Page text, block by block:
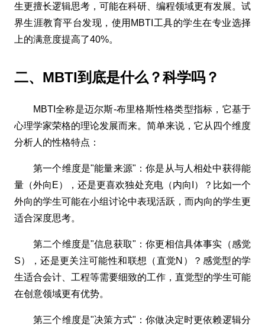
生更擅长逻辑思考，可能在科研、编程领域更有发展。试
界生涯教育平台发现，使用MBTI工具的学生在专业选择
上的满意度提高了40%。
二、MBTI到底是什么？科学吗？
MBTI全称是迈尔斯-布里格斯性格类型指标，它基于
心理学家荣格的理论发展而来。简单来说，它从四个维度
分析人的性格特点：
第一个维度是"能量来源"：你是从与人相处中获得能
量（外向E），还是更喜欢独处充电（内向I）？比如一个
外向的学生可能在小组讨论中表现活跃，而内向的学生更
适合深度思考。
第二个维度是"信息获取"：你更相信具体事实（感觉
S），还是更关注可能性和联想（直觉N）？感觉型的学
生适合会计、工程等需要细致的工作，直觉型的学生可能
在创意领域更有优势。
第三个维度是"决策方式"：你做决定时更依赖逻辑分